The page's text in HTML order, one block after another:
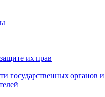
их прав
государственных